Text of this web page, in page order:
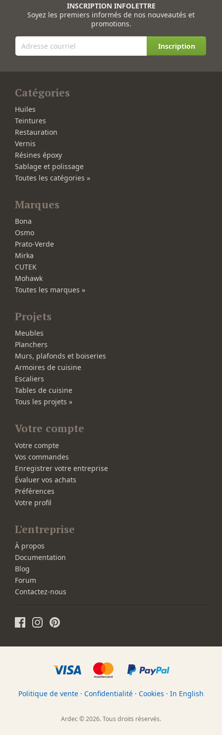
INSCRIPTION INFOLETTRE
Soyez les premiers informés de nos nouveautés et
promotions.
Inscription
Catégories
Huiles
Teintures
Restauration
Vernis
Résines époxy
Sablage et polissage
Toutes les catégories »
Marques
Bona
Osmo
Prato-Verde
Mirka
CUTEK
Mohawk
Toutes les marques »
Projets
Meubles
Planchers
Murs, plafonds et boiseries
Armoires de cuisine
Escaliers
Tables de cuisine
Tous les projets »
Votre compte
Votre compte
Vos commandes
Enregistrer votre entreprise
Évaluer vos achats
Préférences
Votre profil
L'entreprise
À propos
Documentation
Blog
Forum
Contactez-nous
Politique de vente · Confidentialité · Cookies · In English
Ardec © 2026. Tous droits réservés.